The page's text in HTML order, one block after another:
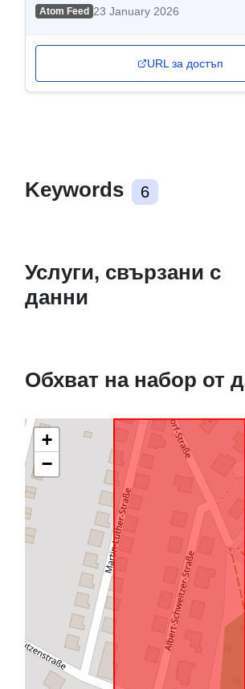
Atom Feed 23 January 2026
URL за достъп
Keywords 6
Услуги, свързани с
данни
Обхват на набор от
+
−